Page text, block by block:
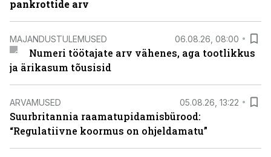
pankrottide arv
MAJANDUSTULEMUSED 06.08.26, 08:00
Numeri töötajate arv vähenes, aga tootlikkus
ja ärikasum tõusisid
ARVAMUSED 05.08.26, 13:22
Suurbritannia raamatupidamisbürood:
“Regulatiivne koormus on ohjeldamatu”